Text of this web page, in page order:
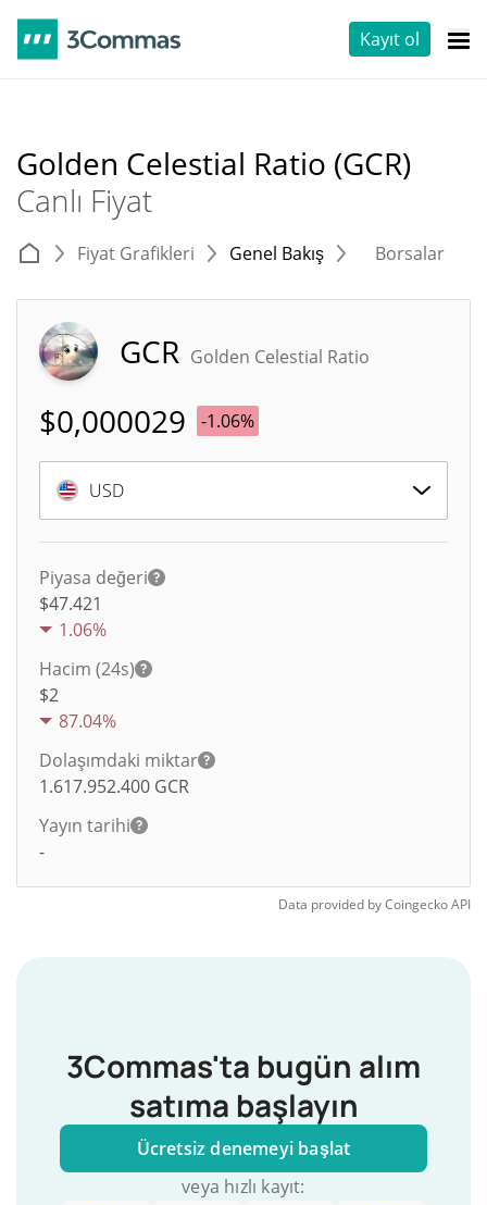
Kayıt ol
Golden Celestial Ratio (GCR)
Canlı Fiyat
Fiyat Grafikleri Genel Bakış Borsalar
GCR Golden Celestial Ratio
$0,000029 -1.06%
USD
Piyasa değeri
$47.421
1.06%
Hacim (24s)
$2
87.04%
Dolaşımdaki miktar
1.617.952.400 GCR
Yayın tarihi
-
Data provided byCoingeckoAPI
3Commas'ta bugün alım
satıma başlayın
Ücretsiz denemeyi başlat
veya hızlı kayıt: